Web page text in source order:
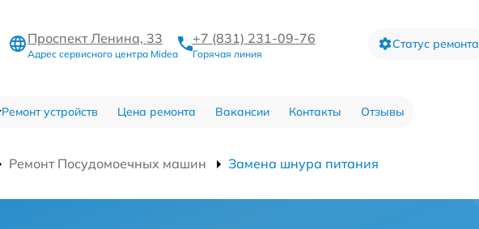
Проспект Ленина, 33
Адрес сервисного центра Midea
+7 (831) 231-09-76
Горячая линия
Статус ремонта
Ремонт устройств Цена ремонта Вакансии Контакты Отзывы
Ремонт Посудомоечных машин Замена шнура питания